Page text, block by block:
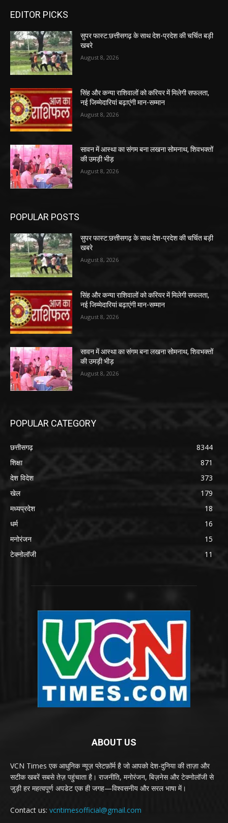
EDITOR PICKS
सुपर फास्ट:छत्तीसगढ़ के साथ देश-प्रदेश की चर्चित बड़ी
खबरे
August 8, 2026
सिंह और कन्या राशिवालों को करियर में मिलेगी सफलता,
नई जिम्मेदारियां बढ़ाएंगी मान-सम्मान
August 8, 2026
सावन में आस्था का संगम बना लखना सोमनाथ, शिवभक्तों
की उमड़ी भीड़
August 8, 2026
POPULAR POSTS
सुपर फास्ट:छत्तीसगढ़ के साथ देश-प्रदेश की चर्चित बड़ी
खबरे
August 8, 2026
सिंह और कन्या राशिवालों को करियर में मिलेगी सफलता,
नई जिम्मेदारियां बढ़ाएंगी मान-सम्मान
August 8, 2026
सावन में आस्था का संगम बना लखना सोमनाथ, शिवभक्तों
की उमड़ी भीड़
August 8, 2026
POPULAR CATEGORY
छत्तीसगढ़
8344
शिक्षा
871
देश विदेश
373
खेल
179
मध्यप्रदेश
18
धर्म
16
मनोरंजन
15
टेक्नोलॉजी
11
ABOUT US
VCN Times एक आधुनिक न्यूज़ प्लेटफ़ॉर्म है जो आपको देश-दुनिया की ताज़ा और
सटीक खबरें सबसे तेज़ पहुंचाता है। राजनीति, मनोरंजन, बिज़नेस और टेक्नोलॉजी से
जुड़ी हर महत्वपूर्ण अपडेट एक ही जगह—विश्वसनीय और सरल भाषा में।
Contact us: vcntimesofficial@gmail.com